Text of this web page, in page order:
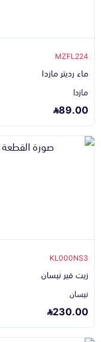
MZFL224
ماء رديتر مازدا
مازدا
89.00
KL000NS3
زيت قير نيسان
نيسان
230.00